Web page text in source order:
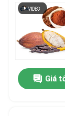
Về chúng tôi
Giá